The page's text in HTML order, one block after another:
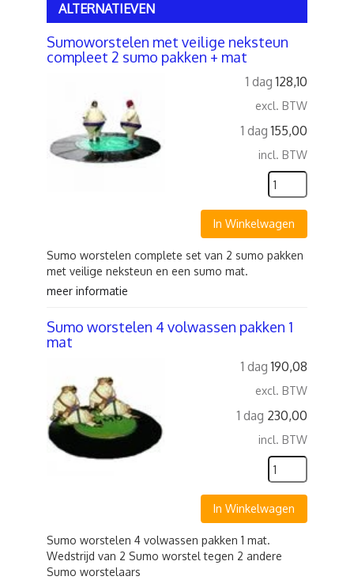
ALTERNATIEVEN
Sumoworstelen met veilige neksteun
compleet 2 sumo pakken + mat
1 dag 128,10
excl. BTW
1 dag 155,00
incl. BTW
In Winkelwagen
Sumo worstelen complete set van 2 sumo pakken
met veilige neksteun en een sumo mat.
meer informatie
Sumo worstelen 4 volwassen pakken 1
mat
1 dag 190,08
excl. BTW
1 dag 230,00
incl. BTW
In Winkelwagen
Sumo worstelen 4 volwassen pakken 1 mat.
Wedstrijd van 2 Sumo worstel tegen 2 andere
Sumo worstelaars